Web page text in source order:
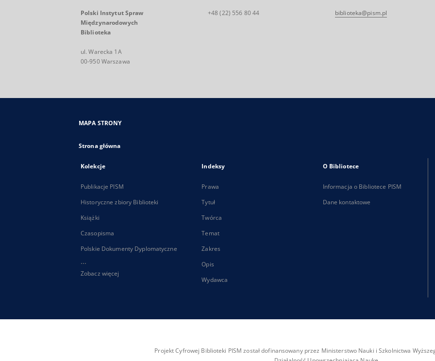
Polski Instytut Spraw
Międzynarodowych
Biblioteka
ul. Warecka 1A
00-950 Warszawa
+48 (22) 556 80 44 biblioteka@pism.pl
MAPA STRONY
Strona główna
Kolekcje
Publikacje PISM
Historyczne zbiory Biblioteki
Książki
Czasopisma
Polskie Dokumenty Dyplomatyczne
...
Zobacz więcej
Indeksy
Prawa
Tytuł
Twórca
Temat
Zakres
Opis
Wydawca
O Bibliotece
Informacja o Bibliotece PISM
Dane kontaktowe
Projekt Cyfrowej Biblioteki PISM został dofinansowany przez Ministerstwo Nauki i Szkolnictwa